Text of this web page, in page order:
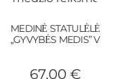
MEDINĖ STATULĖLĖ
„GYVYBĖS MEDIS” V
67,00 €